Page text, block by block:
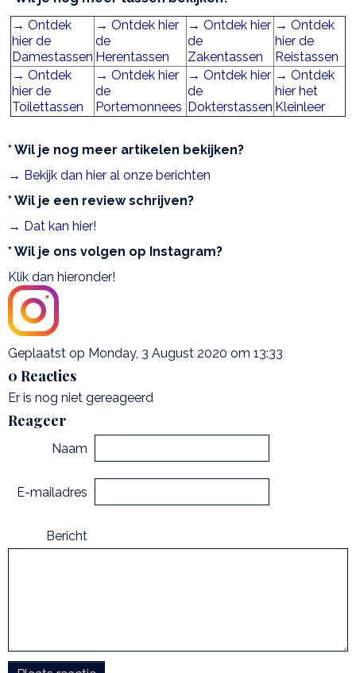
→ Ontdek
hier de
Damestassen
→ Ontdek hier
de
Herentassen
→ Ontdek hier
de
Zakentassen
→ Ontdek
hier de
Reistassen
→ Ontdek
hier de
Toilettassen
→ Ontdek hier
de
Portemonnees
→ Ontdek hier
de
Dokterstassen
→ Ontdek
hier het
Kleinleer
* Wil je nog meer artikelen bekijken?
→ Bekijk dan hier al onze berichten
* Wil je een review schrijven?
→ Dat kan hier!
* Wil je ons volgen op Instagram?
Klik dan hieronder!
Geplaatst op Monday, 3 August 2020 om 13:33
0 Reacties
Er is nog niet gereageerd
Reageer
Naam
E-mailadres
Bericht